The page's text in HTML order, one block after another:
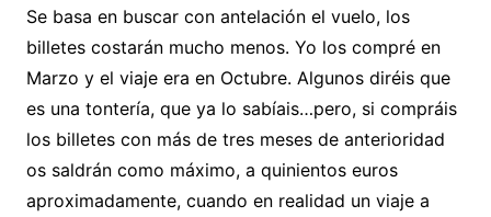
Se basa en buscar con antelación el vuelo, los
billetes costarán mucho menos. Yo los compré en
Marzo y el viaje era en Octubre. Algunos diréis que
es una tontería, que ya lo sabíais…pero, si compráis
los billetes con más de tres meses de anterioridad
os saldrán como máximo, a quinientos euros
aproximadamente, cuando en realidad un viaje a